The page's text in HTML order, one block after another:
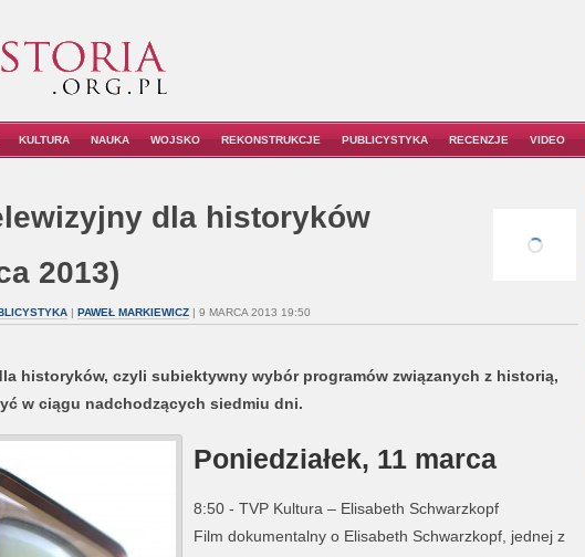
KULTURA NAUKA WOJSKO REKONSTRUKCJE PUBLICYSTYKA RECENZJE VIDEO
dla historyków
2013)
| PAWEŁ MARKIEWICZ| 9 MARCA 2013 19:50
historyków, czyli subiektywny wybór programów związanych z historią,
w ciągu nadchodzących siedmiu dni.
Poniedziałek, 11 marca
8:50 - TVP Kultura – Elisabeth Schwarzkopf
Film dokumentalny o Elisabeth Schwarzkopf, jednej z